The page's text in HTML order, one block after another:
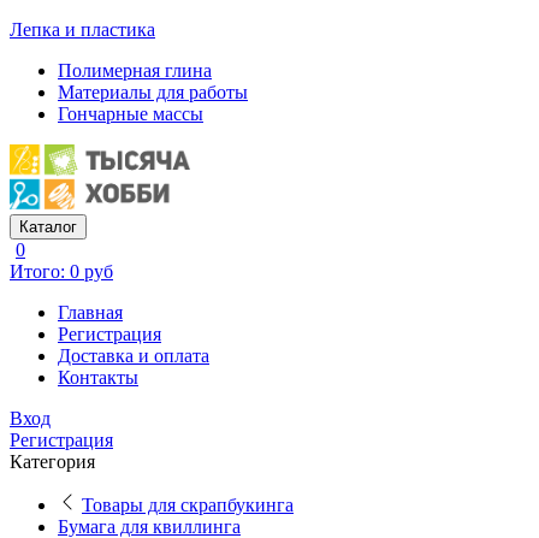
Лепка и пластика
Полимерная глина
Материалы для работы
Гончарные массы
Каталог
0
Итого: 0 руб
Главная
Регистрация
Доставка и оплата
Контакты
Вход
Регистрация
Категория
Товары для скрапбукинга
Бумага для квиллинга